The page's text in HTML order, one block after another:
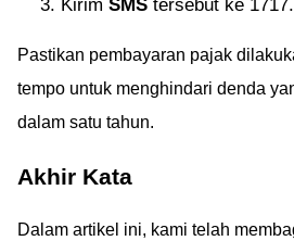
Kirim SMS tersebut ke 1717.
Pastikan pembayaran pajak
tempo untuk menghindari denda
dalam satu tahun.
Akhir Kata
Dalam artikel ini, kami telah